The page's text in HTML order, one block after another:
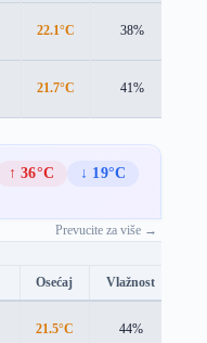
22.1°C 38%
21.7°C 41%
↑ 36°C
↓ 19°C
Prevucite za više →
Osećaj Vlažnost
21.5°C 44%